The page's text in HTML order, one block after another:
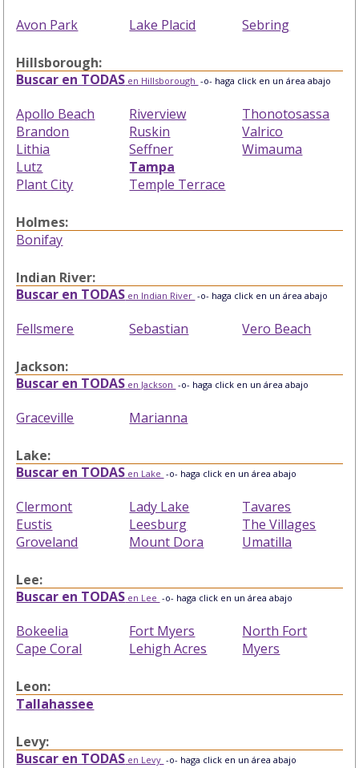
Avon Park Lake Placid Sebring
Hillsborough:
Buscar en TODAS en Hillsborough -o- haga click en un área abajo
Apollo Beach
Brandon
Lithia
Lutz
Plant City
Riverview
Ruskin
Seffner
Tampa
Temple Terrace
Thonotosassa
Valrico
Wimauma
Holmes:
Bonifay
Indian River:
Buscar en TODAS en Indian River -o- haga click en un área abajo
Fellsmere Sebastian Vero Beach
Jackson:
Buscar en TODAS en Jackson -o- haga click en un área abajo
Graceville Marianna
Lake:
Buscar en TODAS en Lake -o- haga click en un área abajo
Clermont
Eustis
Groveland
Lady Lake
Leesburg
Mount Dora
Tavares
The Villages
Umatilla
Lee:
Buscar en TODAS en Lee -o- haga click en un área abajo
Bokeelia
Cape Coral
Fort Myers
Lehigh Acres
North Fort
Myers
Leon:
Tallahassee
Levy:
Buscar en TODAS en Levy -o- haga click en un área abajo